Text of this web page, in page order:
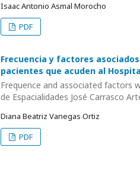
Isaac Antonio Asmal Morocho
PDF
Frecuencia y factores
pacientes que acuden al
Frequence and associated
de Espacialidades José Carrasco
Diana Beatriz Vanegas Ortiz
PDF